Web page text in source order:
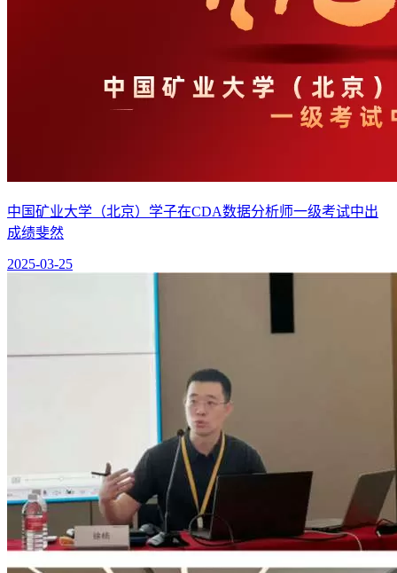
中国矿业大学（北京）学子在CDA数据分析师一级考试中出
成绩斐然
2025-03-25